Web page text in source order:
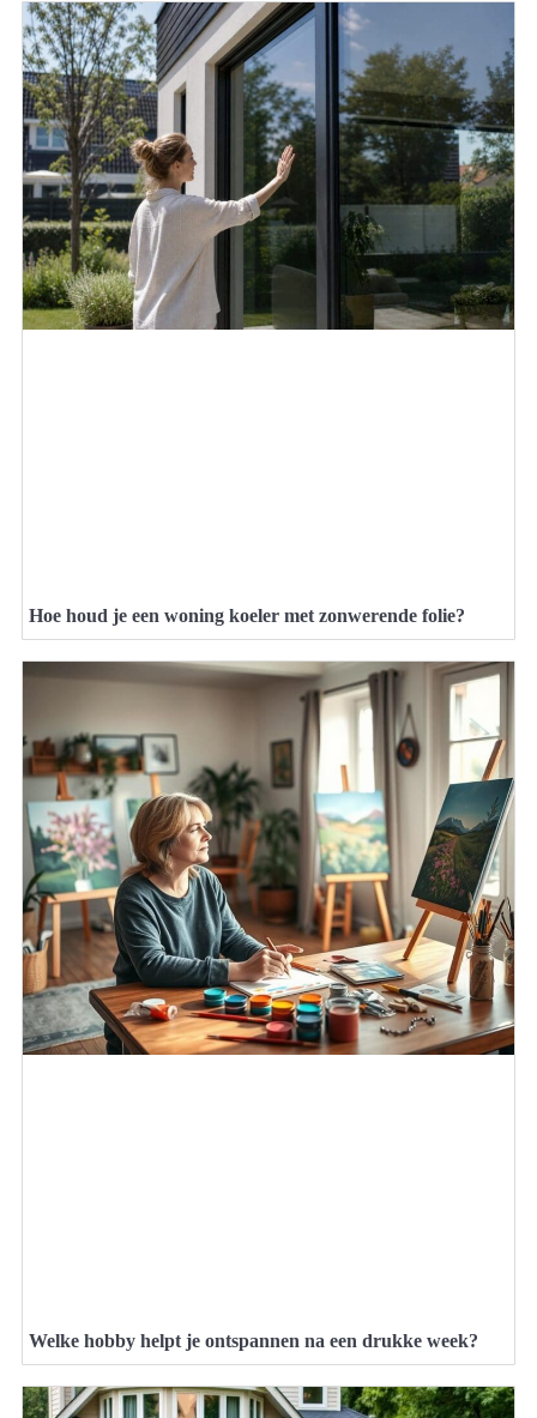
Hoe houd je een woning koeler met zonwerende folie?
Welke hobby helpt je ontspannen na een drukke week?